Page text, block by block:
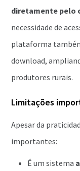
diretamente pelo
necessidade de
plataforma
download,
produtores rurais.
Limitações
Apesar da
importantes:
É um sistema